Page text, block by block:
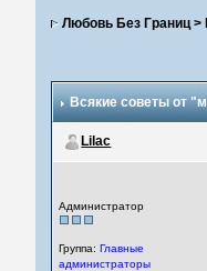
Любовь Без Границ>
Всякие советы от
Lilac
Администратор
Группа:Главные
администраторы